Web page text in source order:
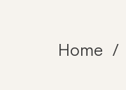
Home